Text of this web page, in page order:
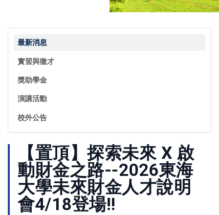
最新消息
實習與徵才
獎助學金
演講活動
校外公告
【置頂】探索未來 X 啟
動財金之路--2026東海
大學未來財金人才說明
會4/18登場!!